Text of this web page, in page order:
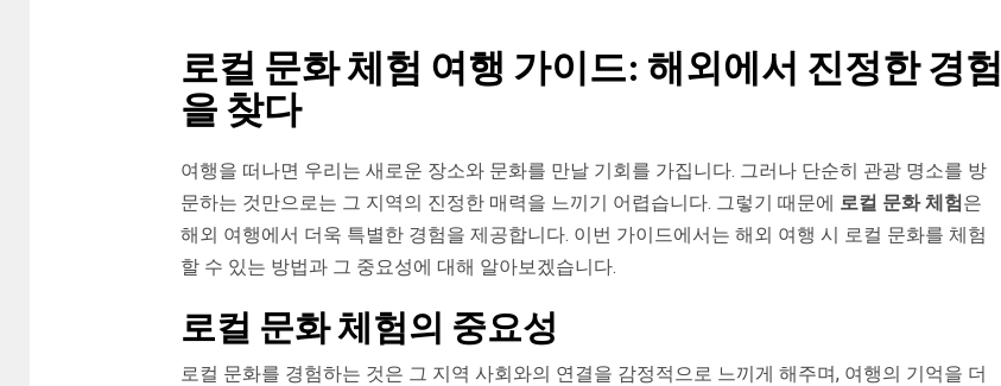
로컬 문화 체험 여행 가이드: 해외에서 진정한 경험
을 찾다
여행을 떠나면 우리는 새로운 장소와 문화를 만날 기회를 가집니다. 그러나 단순히 관광 명소를 방
문하는 것만으로는 그 지역의 진정한 매력을 느끼기 어렵습니다. 그렇기 때문에 로컬 문화 체험은
해외 여행에서 더욱 특별한 경험을 제공합니다. 이번 가이드에서는 해외 여행 시 로컬 문화를 체험
할 수 있는 방법과 그 중요성에 대해 알아보겠습니다.
로컬 문화 체험의 중요성
로컬 문화를 경험하는 것은 그 지역 사회와의 연결을 감정적으로 느끼게 해주며, 여행의 기억을 더